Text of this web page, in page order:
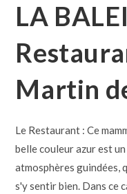
LA
Martin
Le Restaurant : Ce
belle couleur azur est
atmosphères
s'y sentir bien. Dans ce